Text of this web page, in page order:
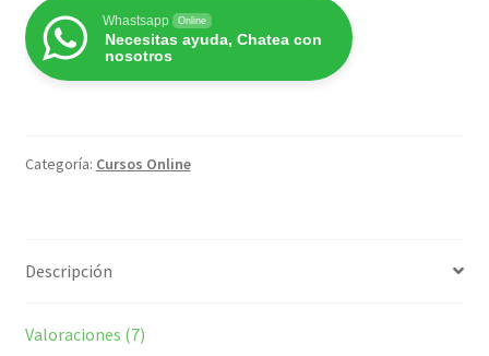
práctica
cantidad
Whastsapp Online
Necesitas ayuda, Chatea con
nosotros
Categoría: Cursos Online
Descripción
Valoraciones (7)